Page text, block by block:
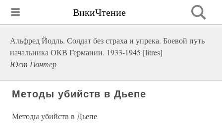
ВикиЧтение
Альфред Йодль. Солдат без страха и упрека. Боевой путь
начальника ОКВ Германии. 1933-1945 [litres]
Юст Гюнтер
Методы убийств в Дьепе
Методы убийств в Дьепе